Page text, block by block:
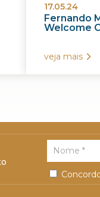
17.05.24
Fernando
Welcome
veja mais